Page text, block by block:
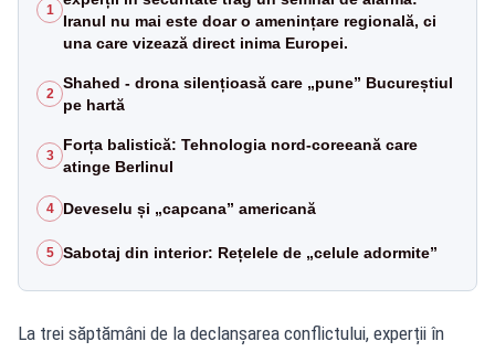
1
Iranul nu mai este doar o amenințare regională, ci
una care vizează direct inima Europei.
2
Shahed - drona silențioasă care „pune” Bucureștiul
pe hartă
3
Forța balistică: Tehnologia nord-coreeană care
atinge Berlinul
4 Deveselu și „capcana” americană
5 Sabotaj din interior: Rețelele de „celule adormite”
La trei săptămâni de la declanșarea conflictului, experții în